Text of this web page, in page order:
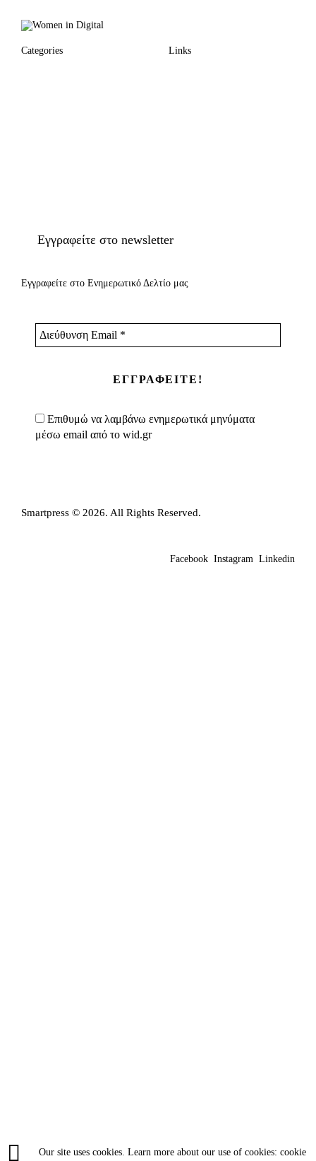
Categories Links
Εγγραφείτε στο newsletter
Εγγραφείτε στο Ενημερωτικό Δελτίο μας
Διεύθυνση
Email
Επιθυμώ να λαμβάνω ενημερωτικά μηνύματα
μέσω email από το wid.gr
Smartpress © 2026. All Rights Reserved.
Facebook Instagram Linkedin
Our site uses cookies. Learn more about our use of cookies: cookie